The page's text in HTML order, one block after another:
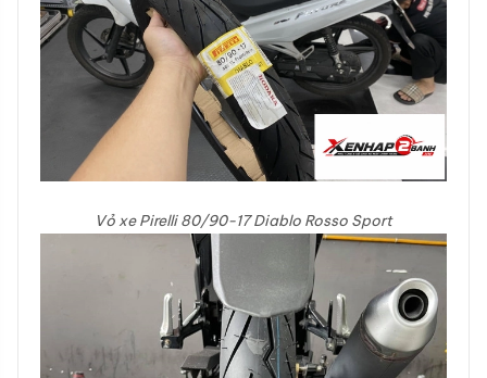
Vỏ xe Pirelli 80/90-17 Diablo Rosso Sport